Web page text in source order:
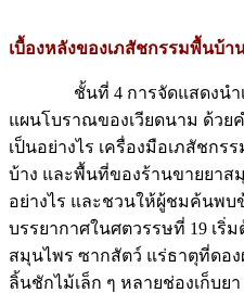
เบื้องหลังของเภสัชกรรมพื้นบ้า
ชั้นที่ 4 การจัดแสดงนำเส
แผนโบราณของเวียดนาม ด้วย
เป็นอย่างไร เครื่องมือเภสัชก
บ้าง และพื้นที่ของร้านขายยา
อย่างไร และชวนให้ผู้ชมค้นพบ
บรรยากาศในศตวรรษที่ 19 เริ่
สมุนไพร ซากสัตว์ แร่ธาตุที่ดอ
ลิ้นชักไม้เล็ก ๆ หลายช่องเก็บย